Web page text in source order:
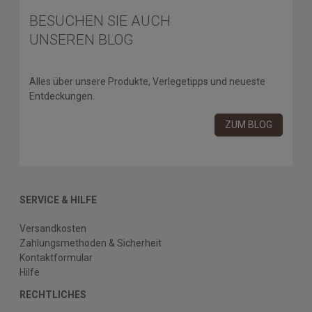
BESUCHEN SIE AUCH
UNSEREN BLOG
Alles über unsere Produkte, Verlegetipps und neueste
Entdeckungen.
ZUM BLOG
SERVICE & HILFE
Versandkosten
Zahlungsmethoden & Sicherheit
Kontaktformular
Hilfe
RECHTLICHES